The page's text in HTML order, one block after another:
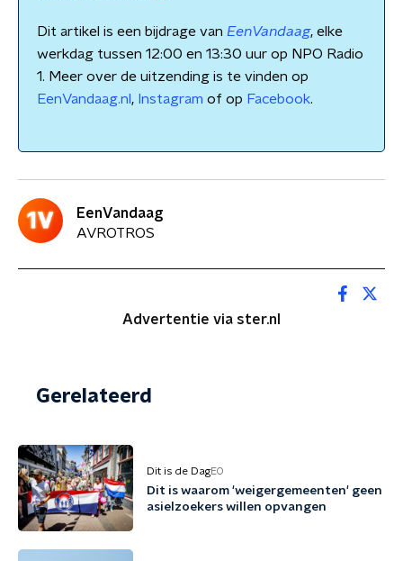
Dit artikel is een bijdrage van EenVandaag, elke
werkdag tussen 12:00 en 13:30 uur op NPO Radio
1. Meer over de uitzending is te vinden op
EenVandaag.nl , Instagram of op Facebook.
EenVandaag
AVROTROS
Advertentie via ster.nl
Gerelateerd
Dit is de DagEO
Dit is waarom 'weigergemeenten' geen
asielzoekers willen opvangen